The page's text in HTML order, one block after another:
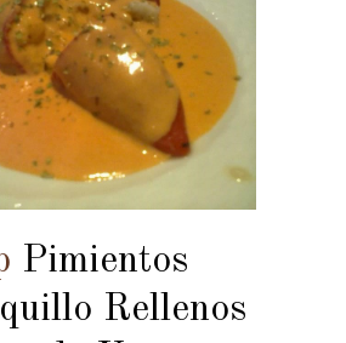
Pimientos
Rellenos